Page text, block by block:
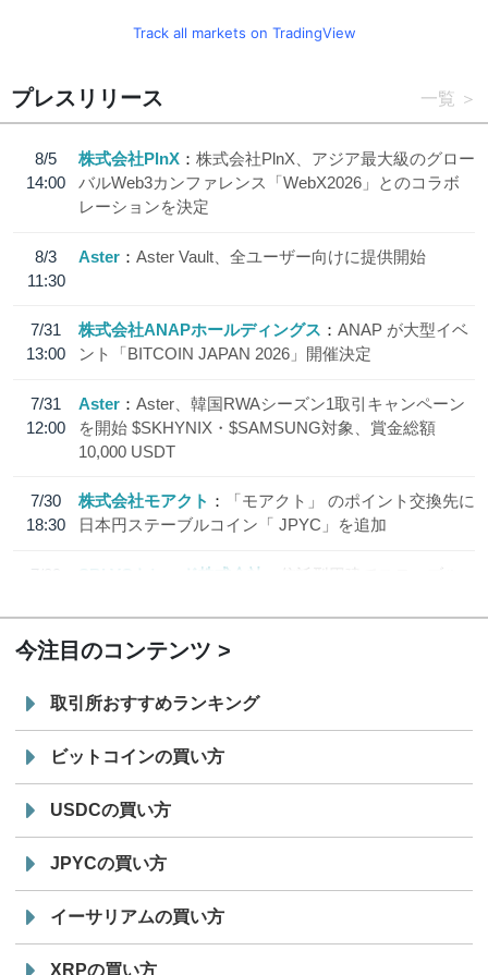
Track all markets on TradingView
プレスリリース 一覧
8/5
14:00
株式会社PlnX
株式会社PlnX、アジア最大級のグロー
バルWeb3カンファレンス「WebX2026」とのコラボ
レーションを決定
8/3
11:30
Aster Aster Vault、全ユーザー向けに提供開始
7/31
13:00
株式会社ANAPホールディングス
ANAP が大型イベ
ント「BITCOIN JAPAN 2026」開催決定
7/31
12:00
Aster
Aster、韓国RWAシーズン1取引キャンペーン
を開始 $SKHYNIX・$SAMSUNG対象、賞金総額
10,000 USDT
7/30
18:30
株式会社モアクト
「モアクト」 のポイント交換先に
日本円ステーブルコイン「 JPYC」を追加
7/29
SBI VCトレード株式会社
信託型円建てステーブル
今注目のコンテンツ
取引所おすすめランキング
ビットコインの買い方
USDCの買い方
JPYCの買い方
イーサリアムの買い方
XRPの買い方